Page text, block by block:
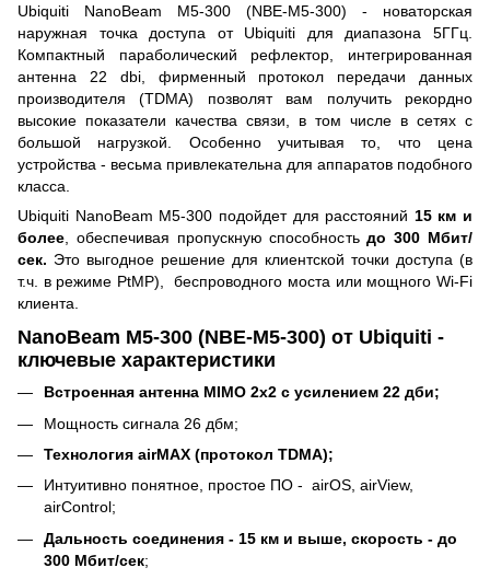
Ubiquiti NanoBeam M5-300 (NBE-M5-300) - новаторская
наружная точка доступа от Ubiquiti для диапазона 5ГГц.
Компактный параболический рефлектор, интегрированная
антенна 22 dbi, фирменный протокол передачи данных
производителя (TDMA) позволят вам получить рекордно
высокие показатели качества связи, в том числе в сетях с
большой нагрузкой . Особенно учитывая то, что цена
устройства - весьма привлекательна для аппаратов подобного
класса.
Ubiquiti NanoBeam M5-300 подойдет для расстояний 15 км и
более , обеспечивая пропускную способностьдо 300 Мбит/
сек. Это выгодное решение для клиентской точки доступа (в
т.ч. в режиме PtMP),беспроводного моста или мощного Wi-Fi
клиента.
NanoBeam M5-300 (NBE-M5-300) от Ubiquiti -
ключевые характеристики
Встроенная антенна MIMO 2x2 с усилением 22 дби;
Мощность сигнала 26 дбм;
Технология airMAX (протокол TDMA);
Интуитивно понятное, простое ПО - airOS, airView,
airControl;
Дальность соединения - 15 км и выше, скорость - до
300 Мбит/сек;